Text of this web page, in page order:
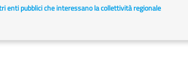
enti pubblici che interessano la collettività regionale